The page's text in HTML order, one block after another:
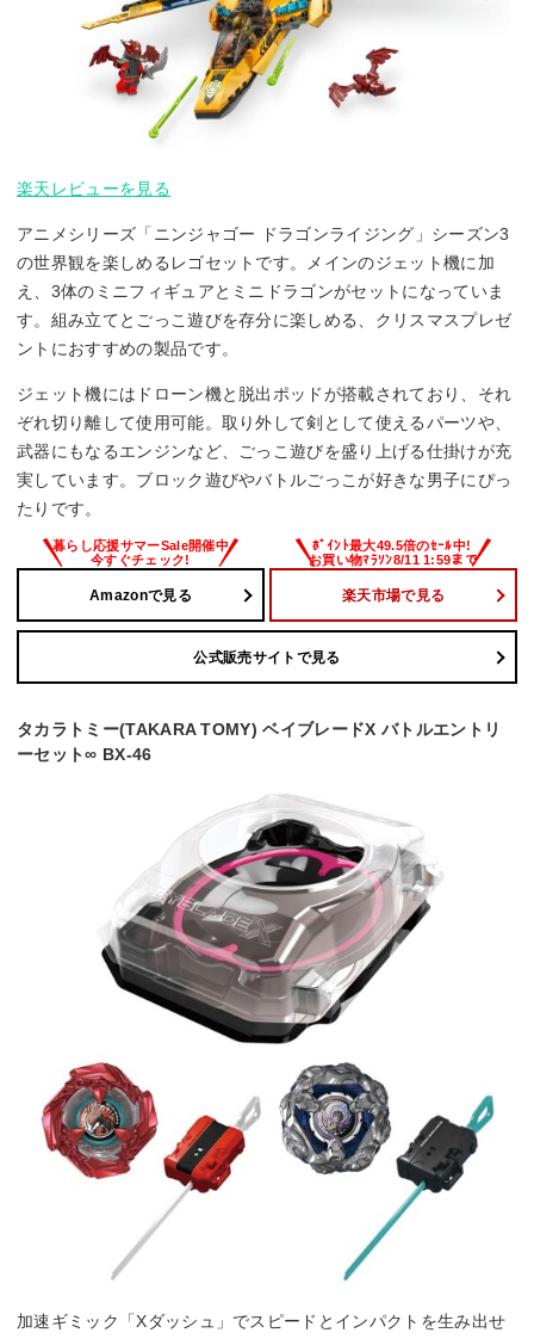
楽天レビューを見る
アニメシリーズ「ニンジャゴー ドラゴンライジング」シーズン3
の世界観を楽しめるレゴセットです。メインのジェット機に加
え、3体のミニフィギュアとミニドラゴンがセットになっていま
す。組み立てとごっこ遊びを存分に楽しめる、クリスマスプレゼ
ントにおすすめの製品です。
ジェット機にはドローン機と脱出ポッドが搭載されており、それ
ぞれ切り離して使用可能。取り外して剣として使えるパーツや、
武器にもなるエンジンなど、ごっこ遊びを盛り上げる仕掛けが充
実しています。ブロック遊びやバトルごっこが好きな男子にぴっ
たりです。
Amazonで見る 楽天市場で見る
公式販売サイトで見る
タカラトミー(TAKARA TOMY) ベイブレードX バトルエントリ
ーセット∞ BX-46
加速ギミック「Xダッシュ」でスピードとインパクトを生み出せ